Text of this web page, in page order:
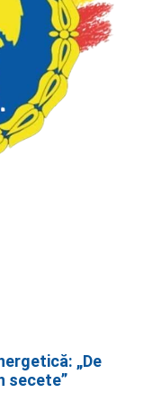
„De
secete”